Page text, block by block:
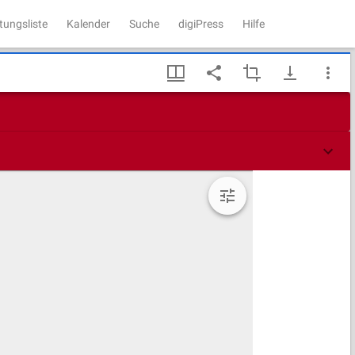
Kalender Suche digiPress Hilfe